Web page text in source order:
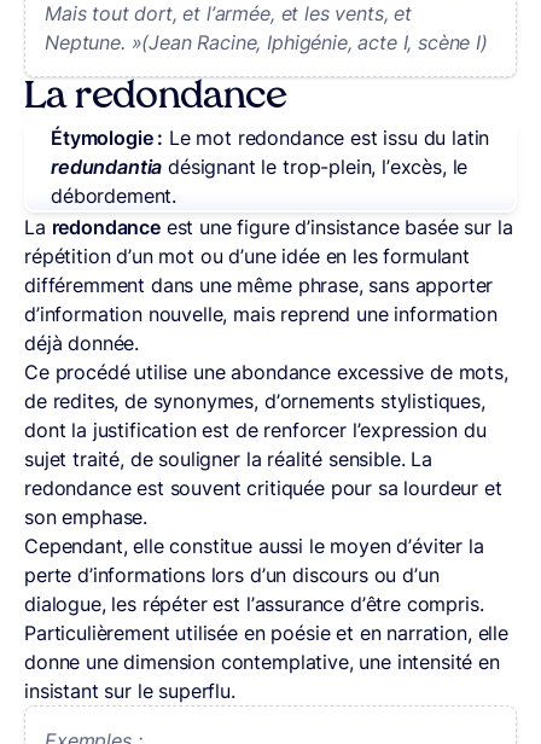
Mais tout dort, et l’armée, et les vents, et
Neptune. »(Jean Racine, Iphigénie, acte I, scène I)
La redondance
Étymologie : Le mot redondance est issu du latin
redundantia désignant le trop-plein, l’excès, le
débordement.
La redondanceest une figure d’insistance basée sur la
répétition d’un mot ou d’une idée en les formulant
différemment dans une même phrase, sans apporter
d’information nouvelle, mais reprend une information
déjà donnée.
Ce procédé utilise une abondance excessive de mots,
de redites, de synonymes, d’ornements stylistiques,
dont la justification est de renforcer l’expression du
sujet traité, de souligner la réalité sensible. La
redondance est souvent critiquée pour sa lourdeur et
son emphase.
Cependant, elle constitue aussi le moyen d’éviter la
perte d’informations lors d’un discours ou d’un
dialogue, les répéter est l’assurance d’être compris.
Particulièrement utilisée en poésie et en narration, elle
donne une dimension contemplative, une intensité en
insistant sur le superflu.